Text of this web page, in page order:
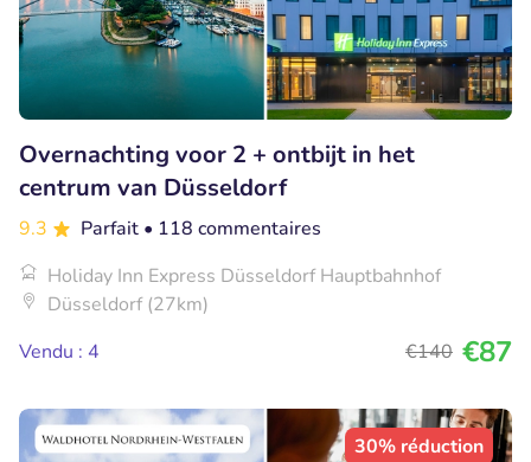
Overnachting voor 2 + ontbijt in het
centrum van Düsseldorf
9.3 Parfait • 118 commentaires
Holiday Inn Express Düsseldorf Hauptbahnhof
Düsseldorf (27km)
Vendu : 4
€140 €87
30% réduction